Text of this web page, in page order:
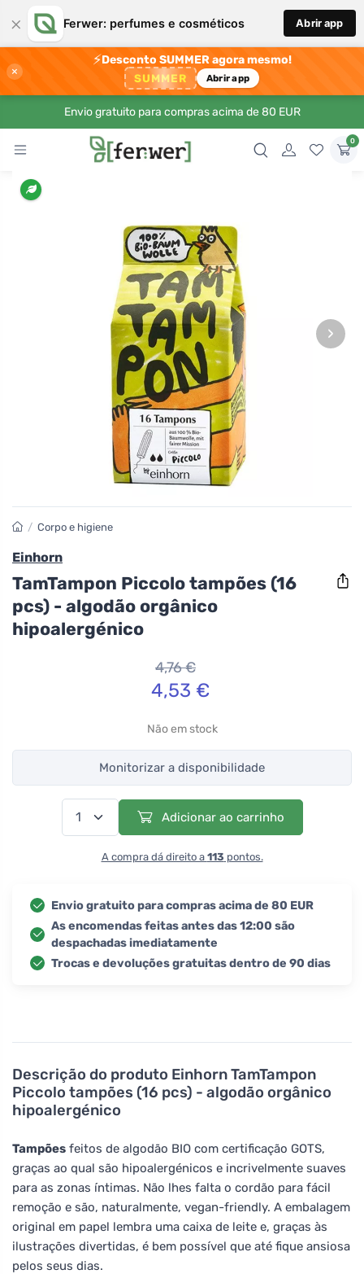
× Ferwer: perfumes e cosméticos Abrir app
×
⚡Desconto SUMMER agora mesmo!
SUMMER Abrir app
Envio gratuito para compras acima de 80 EUR
0
›
Descrição do produto Einhorn TamTampon
Piccolo tampões (16 pcs) - algodão orgânico
hipoalergénico
Tampões feitos de algodão BIO com certificação GOTS,
graças ao qual são hipoalergénicos e incrivelmente suaves
para as zonas íntimas. Não lhes falta o cordão para fácil
remoção e são, naturalmente, vegan-friendly. A embalagem
original em papel lembra uma caixa de leite e, graças às
ilustrações divertidas, é bem possível que até fique ansiosa
pelos seus dias.
/ Corpo e higiene
Einhorn
TamTampon Piccolo tampões (16
pcs) - algodão orgânico
hipoalergénico
4,76 €
4,53 €
Não em stock
Monitorizar a disponibilidade
Adicionar ao carrinho
A compra dá direito a 113 pontos.
Envio gratuito para compras acima de 80 EUR
As encomendas feitas antes das 12:00 são
despachadas imediatamente
Trocas e devoluções gratuitas dentro de 90 dias